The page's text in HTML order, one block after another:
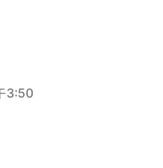
3:50